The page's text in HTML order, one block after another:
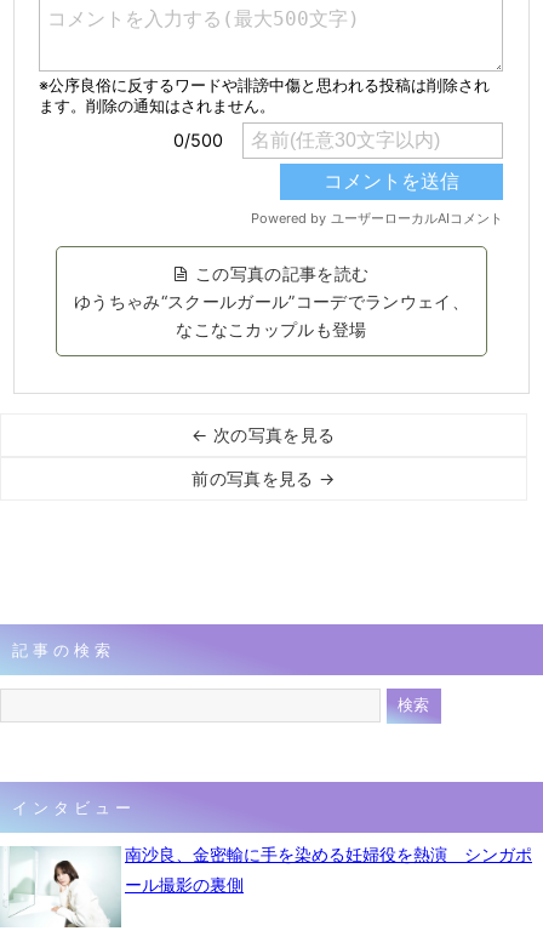
この写真の記事を読む
ゆうちゃみ“スクールガール”コーデでランウェイ、
なこなこカップルも登場
← 次の写真を見る
前の写真を見る →
記事の検索
インタビュー
南沙良、金密輸に手を染める妊婦役を熱演 シンガポ
ール撮影の裏側